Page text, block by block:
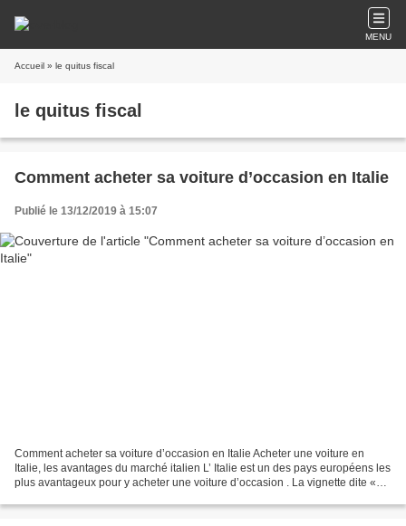
MENU
Accueil » le quitus fiscal
le quitus fiscal
Comment acheter sa voiture d’occasion en Italie
Publié le 13/12/2019 à 15:07
Comment acheter sa voiture d’occasion en Italie Acheter une voiture en
Italie, les avantages du marché italien L’ Italie est un des pays européens les
plus avantageux pour y acheter une voiture d’occasion . La vignette dite «